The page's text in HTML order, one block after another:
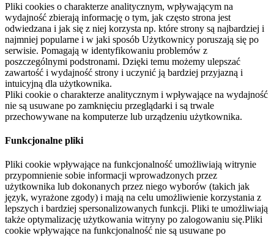
Pliki cookies o charakterze analitycznym, wpływającym na
wydajność zbierają informację o tym, jak często strona jest
odwiedzana i jak się z niej korzysta np. które strony są najbardziej i
najmniej popularne i w jaki sposób Użytkownicy poruszają się po
serwisie. Pomagają w identyfikowaniu problemów z
poszczególnymi podstronami. Dzięki temu możemy ulepszać
zawartość i wydajność strony i uczynić ją bardziej przyjazną i
intuicyjną dla użytkownika.
Pliki cookie o charakterze analitycznym i wpływające na wydajność
nie są usuwane po zamknięciu przeglądarki i są trwale
przechowywane na komputerze lub urządzeniu użytkownika.
Funkcjonalne pliki
Pliki cookie wpływające na funkcjonalność umożliwiają witrynie
przypomnienie sobie informacji wprowadzonych przez
użytkownika lub dokonanych przez niego wyborów (takich jak
język, wyrażone zgody) i mają na celu umożliwienie korzystania z
lepszych i bardziej spersonalizowanych funkcji. Pliki te umożliwiają
także optymalizację użytkowania witryny po zalogowaniu się.Pliki
cookie wpływające na funkcjonalność nie są usuwane po